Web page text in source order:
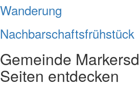
Wanderung
Nachbarschaftsfrühstück
Gemeinde
Seiten entdecken